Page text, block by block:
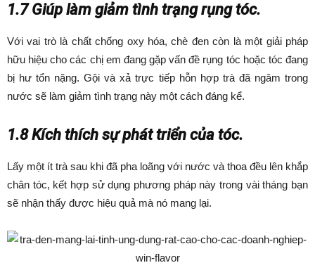
1.7 Giúp làm giảm tình trạng rụng tóc.
Với vai trò là chất chống oxy hóa, chè đen còn là một giải pháp
hữu hiệu cho các chị em đang gặp vấn đề rụng tóc hoặc tóc đang
bị hư tổn nặng. Gội và xả trực tiếp hỗn hợp trà đã ngâm trong
nước sẽ làm giảm tình trạng này một cách đáng kể.
1.8 Kích thích sự phát triển của tóc.
Lấy một ít trà sau khi đã pha loãng với nước và thoa đều lên khắp
chân tóc, kết hợp sử dụng phương pháp này trong vài tháng bạn
sẽ nhận thấy được hiệu quả mà nó mang lại.